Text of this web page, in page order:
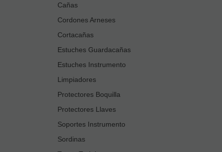
Cañas
Cordones Arneses
Cortacañas
Estuches Guardacañas
Estuches Instrumento
Limpiadores
Protectores Boquilla
Protectores Llaves
Soportes Instrumento
Sordinas